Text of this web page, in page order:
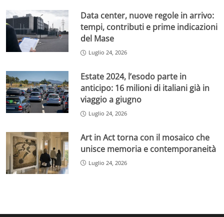
Data center, nuove regole in arrivo:
tempi, contributi e prime indicazioni
del Mase
Luglio 24, 2026
Estate 2024, l’esodo parte in
anticipo: 16 milioni di italiani già in
viaggio a giugno
Luglio 24, 2026
Art in Act torna con il mosaico che
unisce memoria e contemporaneità
Luglio 24, 2026